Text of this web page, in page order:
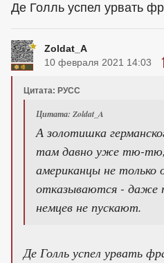
Де Голль успел урвать
Zoldat_A
10 февраля 2021 14:03
Цитата: РУСС
Цитата: Zoldat_A
А золотишка
там давно уже тю-
американцы не только
отказываются - даже
немцев не пускают.
Де Голль успел урвать